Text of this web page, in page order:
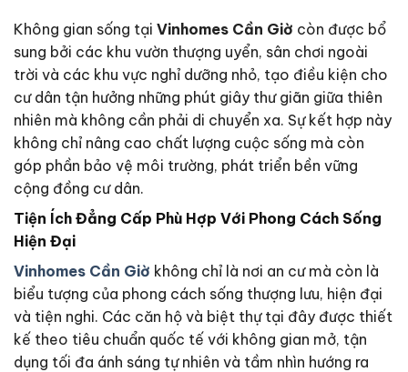
Không gian sống tại Vinhomes Cần Giờ còn được bổ
sung bởi các khu vườn thượng uyển, sân chơi ngoài
trời và các khu vực nghỉ dưỡng nhỏ, tạo điều kiện cho
cư dân tận hưởng những phút giây thư giãn giữa thiên
nhiên mà không cần phải di chuyển xa. Sự kết hợp này
không chỉ nâng cao chất lượng cuộc sống mà còn
góp phần bảo vệ môi trường, phát triển bền vững
cộng đồng cư dân.
Tiện Ích Đẳng Cấp Phù Hợp Với Phong Cách Sống
Hiện Đại
Vinhomes Cần Giờ không chỉ là nơi an cư mà còn là
biểu tượng của phong cách sống thượng lưu, hiện đại
và tiện nghi. Các căn hộ và biệt thự tại đây được thiết
kế theo tiêu chuẩn quốc tế với không gian mở, tận
dụng tối đa ánh sáng tự nhiên và tầm nhìn hướng ra